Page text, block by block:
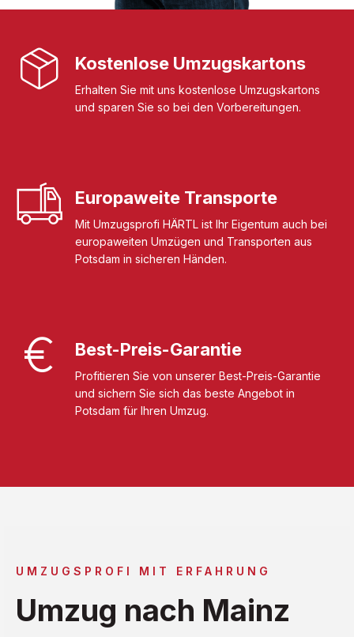
Kostenlose Umzugskartons
Erhalten Sie mit uns kostenlose Umzugskartons
und sparen Sie so bei den Vorbereitungen.
Europaweite Transporte
Mit Umzugsprofi HÄRTL ist Ihr Eigentum auch bei
europaweiten Umzügen und Transporten aus
Potsdam in sicheren Händen.
Best-Preis-Garantie
Profitieren Sie von unserer Best-Preis-Garantie
und sichern Sie sich das beste Angebot in
Potsdam für Ihren Umzug.
UMZUGSPROFI MIT ERFAHRUNG
Umzug nach Mainz